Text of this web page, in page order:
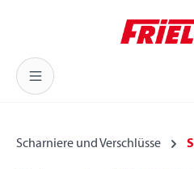
Zum Hauptinhalt springen
Scharniere und Verschlüsse